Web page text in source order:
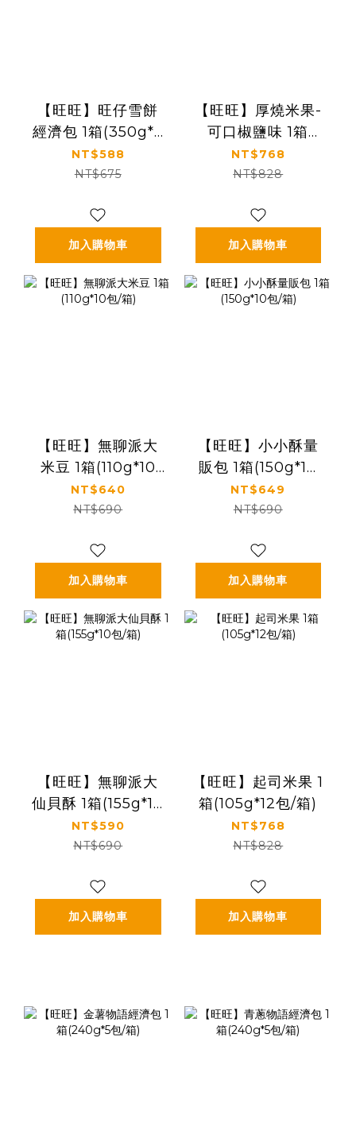
【旺旺】旺仔雪餅
經濟包 1箱(350g*5
包/箱)
NT$588
NT$675
加入購物車
【旺旺】厚燒米果-
可口椒鹽味 1箱
(190g*12包/箱)
NT$768
NT$828
加入購物車
【旺旺】無聊派大
米豆 1箱(110g*10
包/箱)
NT$640
NT$690
加入購物車
【旺旺】小小酥量
販包 1箱(150g*10
包/箱)
NT$649
NT$690
加入購物車
【旺旺】無聊派大
仙貝酥 1箱(155g*10
包/箱)
NT$590
NT$690
加入購物車
【旺旺】起司米果 1
箱(105g*12包/箱)
NT$768
NT$828
加入購物車